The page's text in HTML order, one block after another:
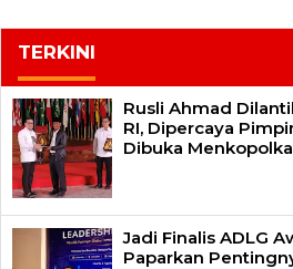
TERKINI
Rusli Ahmad
RI, Dipercaya
Dibuka
Jadi Finalis ADLG
Paparkan